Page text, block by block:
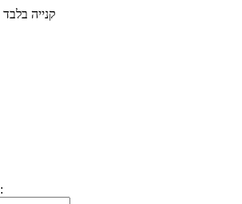
קנייה בלבד
הוסף תגיות שלך: